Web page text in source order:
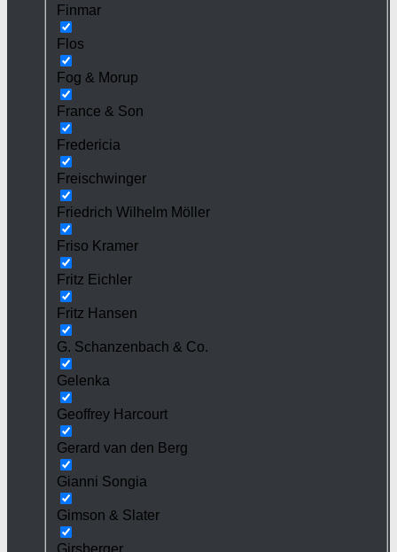
Finmar
Flos
Fog & Morup
France & Son
Fredericia
Freischwinger
Friedrich Wilhelm Möller
Friso Kramer
Fritz Eichler
Fritz Hansen
G. Schanzenbach & Co.
Gelenka
Geoffrey Harcourt
Gerard van den Berg
Gianni Songia
Gimson & Slater
Girsberger